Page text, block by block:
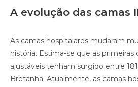
A evolução das camas
As camas hospitalares mudaram
história. Estima-se que as
ajustáveis tenham surgido entre
Bretanha. Atualmente, as camas